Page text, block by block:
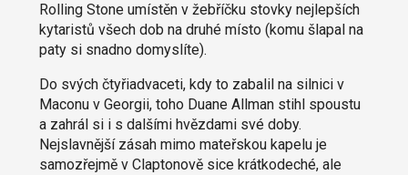
Rolling Stone umístěn v žebříčku stovky nejlepších
kytaristů všech dob na druhé místo (komu šlapal na
paty si snadno domyslíte).
Do svých čtyřiadvaceti, kdy to zabalil na silnici v
Maconu v Georgii, toho Duane Allman stihl spoustu
a zahrál si i s dalšími hvězdami své doby.
Nejslavnější zásah mimo mateřskou kapelu je
samozřejmě v Claptonově sice krátkodeché, ale